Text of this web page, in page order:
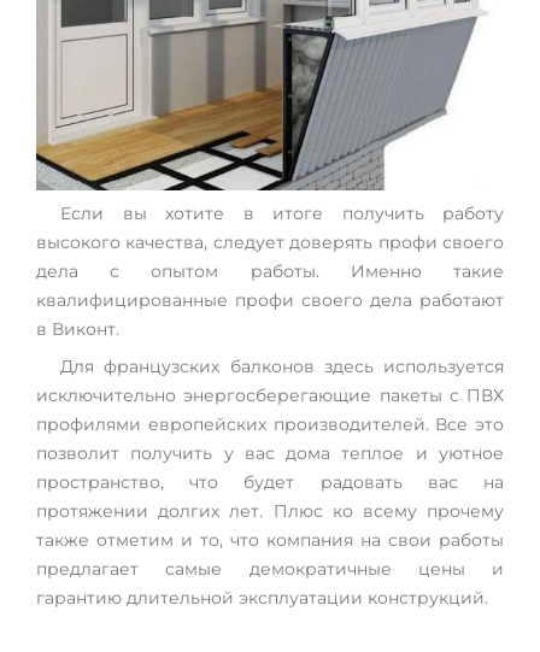
Если вы хотите в итоге получить работу
высокого качества, следует доверять профи своего
дела с опытом работы. Именно такие
квалифицированные профи своего дела работают
в Виконт.
Для французских балконов здесь используется
исключительно энергосберегающие пакеты с ПВХ
профилями европейских производителей. Все это
позволит получить у вас дома теплое и уютное
пространство, что будет радовать вас на
протяжении долгих лет. Плюс ко всему прочему
также отметим и то, что компания на свои работы
предлагает самые демократичные цены и
гарантию длительной эксплуатации конструкций.